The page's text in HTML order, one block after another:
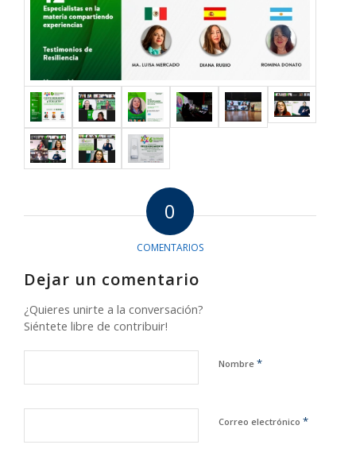
0
COMENTARIOS
Dejar un comentario
¿Quieres unirte a la conversación?
Siéntete libre de contribuir!
Nombre *
Correo electrónico *